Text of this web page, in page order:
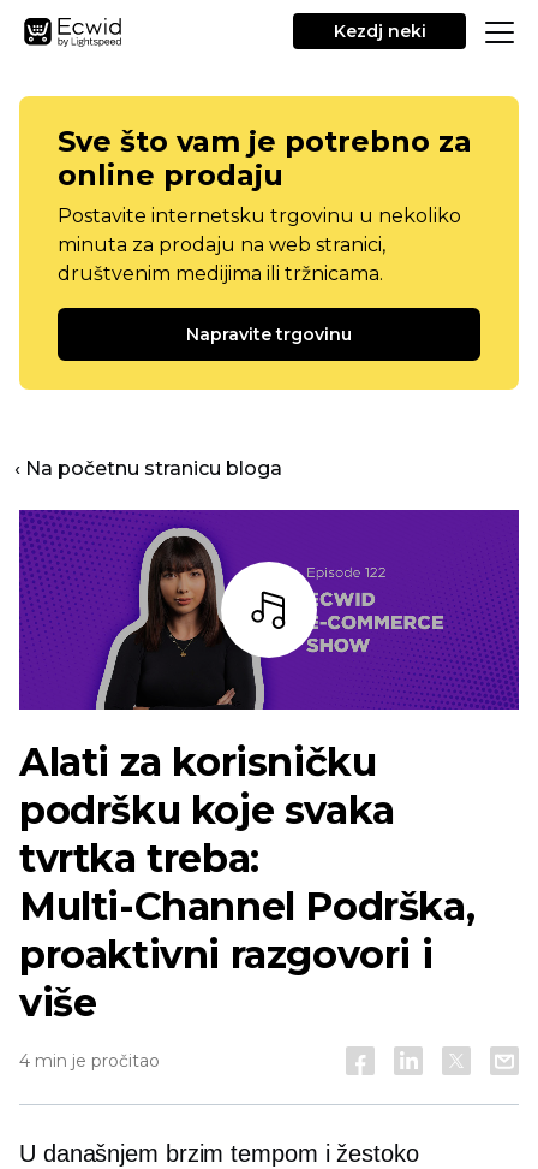
Kezdj neki
Sve što vam je potrebno za
online prodaju
Postavite internetsku trgovinu u nekoliko
minuta za prodaju na web stranici,
društvenim medijima ili tržnicama.
Napravite trgovinu
‹ Na početnu stranicu bloga
Slušaj
Alati za korisničku
podršku koje svaka
tvrtka treba:
Multi-Channel Podrška,
proaktivni razgovori i
više
4 min je pročitao
U današnjem brzim tempom i žestoko